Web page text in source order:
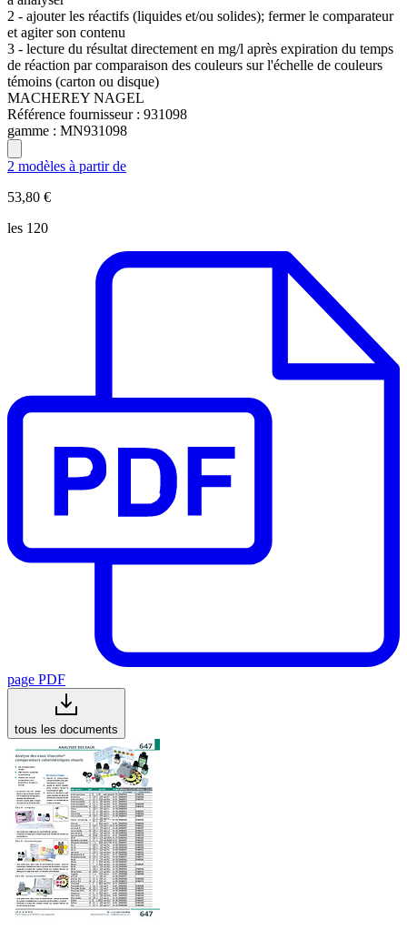
2 - ajouter les réactifs (liquides et/ou solides); fermer le comparateur
et agiter son contenu
3 - lecture du résultat directement en mg/l après expiration du temps
de réaction par comparaison des couleurs sur l'échelle de couleurs
témoins (carton ou disque)
MACHEREY NAGEL
Référence fournisseur : 931098
gamme : MN931098
2 modèles à partir de
53,80 €
les 120
page PDF
tous les documents